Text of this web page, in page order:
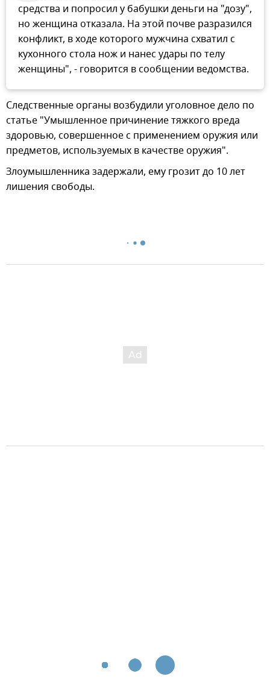
средства и попросил у бабушки деньги на "дозу",
но женщина отказала. На этой почве разразился
конфликт, в ходе которого мужчина схватил с
кухонного стола нож и нанес удары по телу
женщины", - говорится в сообщении ведомства.
Следственные органы возбудили уголовное дело по
статье "Умышленное причинение тяжкого вреда
здоровью, совершенное с применением оружия или
предметов, используемых в качестве оружия".
Злоумышленника задержали, ему грозит до 10 лет
лишения свободы.